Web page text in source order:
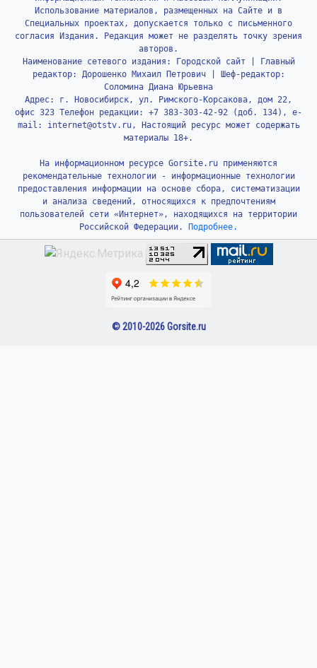
Использование материалов, размещенных на Сайте и в
Специальных проектах, допускается только с письменного
согласия Издания. Редакция может не разделять точку зрения
авторов.
Наименование сетевого издания: Городской сайт | Главный
редактор: Дорошенко Михаил Петрович | Шеф-редактор:
Соломина Диана Юрьевна
Адрес: г. Новосибирск, ул. Римского-Корсакова, дом 22,
офис 323 Телефон редакции: +7 383-303-42-92 (доб. 134), e-
mail: internet@otstv.ru, Настоящий ресурс может содержать
материалы 18+.
На информационном ресурсе Gorsite.ru применяются
рекомендательные технологии - информационные технологии
предоставления информации на основе сбора, систематизации
и анализа сведений, относящихся к предпочтениям
пользователей сети «Интернет», находящихся на территории
Российской Федерации.
Подробнее.
© 2010-2026 Gorsite.ru